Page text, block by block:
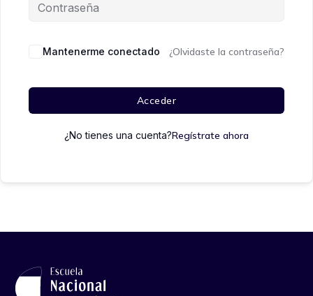
Mantenerme conectado ¿Olvidaste la contraseña?
Acceder
¿No tienes una cuenta?Regístrate ahora